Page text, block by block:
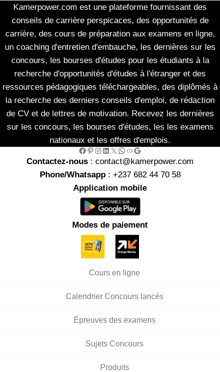
Kamerpower.com est une plateforme fournissant des
conseils de carrière perspicaces, des opportunités de
carrière, des cours de préparation aux examens en ligne,
un coaching d'entretien d'embauche, les dernières sur les
concours, les bourses d'études pour les étudiants à la
recherche d'opportunités d'études à l'étranger et des
ressources pédagogiques téléchargeables, des diplômés à
la recherche des derniers conseils d'emploi, de rédaction
de CV et de lettres de motivation. Recevez les dernières
sur les concours, les bourses d'études, les les examens
nationaux et les offres d'emplois.
Facebook Pinterest Instagram LinkedIn X WhatsApp Link Google
Contactez-nous : contact@kamerpower.com
Phone/Whatsapp: +237 682 44 70 58
Application mobile
Modes de paiement
Cours en ligne
Calendrier Concours lancés
Épreuves des examens
Sujets Concours
Produits